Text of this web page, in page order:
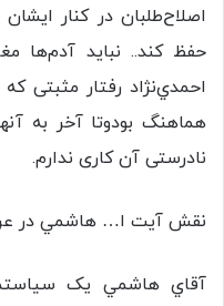
اصلاح‌طلبان در كنار
حفظ كند.. نبايد آدم‌ها
احمدي‌نژاد رفتار مثبتی
هماهنگ بودوتا آخر به
نادرستی آن کاری ندارم.
نقش آیت ا… هاشمي در
آقاي هاشمي یک